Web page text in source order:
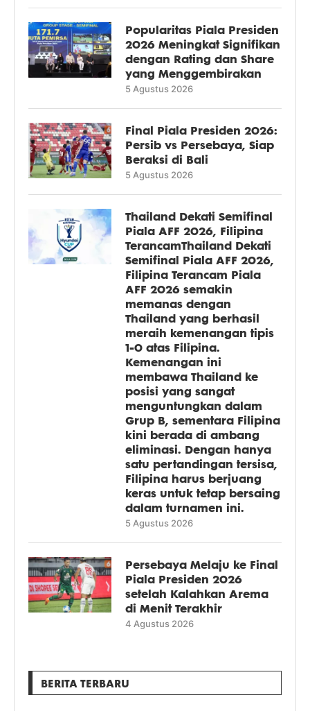
Popularitas Piala Presiden
2026 Meningkat Signifikan
dengan Rating dan Share
yang Menggembirakan
5 Agustus 2026
Final Piala Presiden 2026:
Persib vs Persebaya, Siap
Beraksi di Bali
5 Agustus 2026
Thailand Dekati Semifinal
Piala AFF 2026, Filipina
TerancamThailand Dekati
Semifinal Piala AFF 2026,
Filipina Terancam Piala
AFF 2026 semakin
memanas dengan
Thailand yang berhasil
meraih kemenangan tipis
1-0 atas Filipina.
Kemenangan ini
membawa Thailand ke
posisi yang sangat
menguntungkan dalam
Grup B, sementara Filipina
kini berada di ambang
eliminasi. Dengan hanya
satu pertandingan tersisa,
Filipina harus berjuang
keras untuk tetap bersaing
dalam turnamen ini.
5 Agustus 2026
Persebaya Melaju ke Final
Piala Presiden 2026
setelah Kalahkan Arema
di Menit Terakhir
4 Agustus 2026
BERITA TERBARU